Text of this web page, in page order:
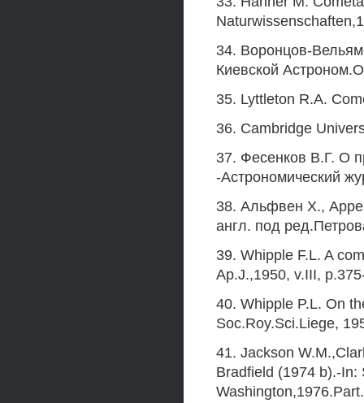
34. Воронцов-
Киевской
35. Lyttleton R.A.
36. Cambridge
37. Фесенков В.Г. О
-Астрономический
38. Альфвен X.,
англ. под
39. Whipple F.L. A
Ap.J.,1950, v.III,
40. Whipple P.L. On
Soc.Roy.Sci.Liege,
41. Jackson
Bradfield (1974 b).-